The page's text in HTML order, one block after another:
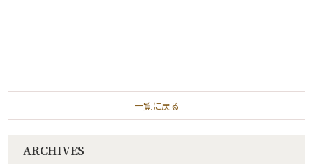
一覧に戻る
ARCHIVES